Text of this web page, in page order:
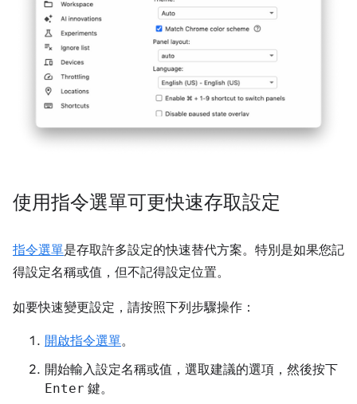
使用指令選單可更快速存取設定
指令選單是存取許多設定的快速替代方案。特別是如果您記
得設定名稱或值，但不記得設定位置。
如要快速變更設定，請按照下列步驟操作：
開啟指令選單。
開始輸入設定名稱或值，選取建議的選項，然後按下
Enter 鍵。